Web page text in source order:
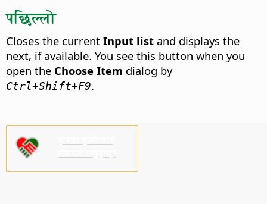
पछिल्लो
Closes the current Input list and displays the
next, if available. You see this button when you
open the Choose Item dialog by
Ctrl+Shift+F9.